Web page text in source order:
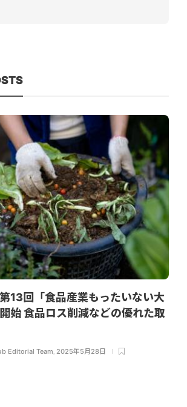
13回「食品産業もったいない大
始 食品ロス削減などの優れた取
Editorial Team, 2025年5月28日